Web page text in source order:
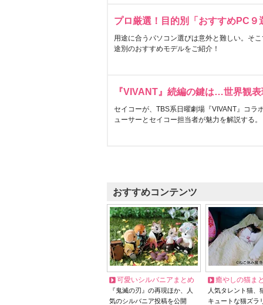
プロ厳選！目的別「おすすめPC９
用途に合うパソコン選びは意外と難しい。そ
途別のおすすめモデルをご紹介！
『VIVANT』続編の鍵は…世界観
セイコーが、TBS系日曜劇場『VIVANT』コラ
ューサーとセイコー担当者が魅力を解説する。
おすすめコンテンツ
可愛いシルバニアまとめ
『鬼滅の刃』の再現ほか、人
気のシルバニア投稿を公開
癒やしの猫ま
人気タレント猫
キュートな猫ズラ